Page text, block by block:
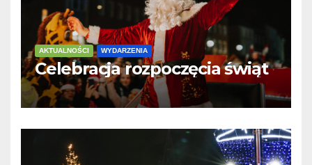
AKTUALNOŚCI WYDARZENIA
Celebracja rozpoczęcia świąt